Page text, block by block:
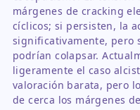
márgenes de cracking
cíclicos; si persisten, la
significativamente, pero
podrían colapsar.
ligeramente el caso
valoración barata, pero
de cerca los márgenes